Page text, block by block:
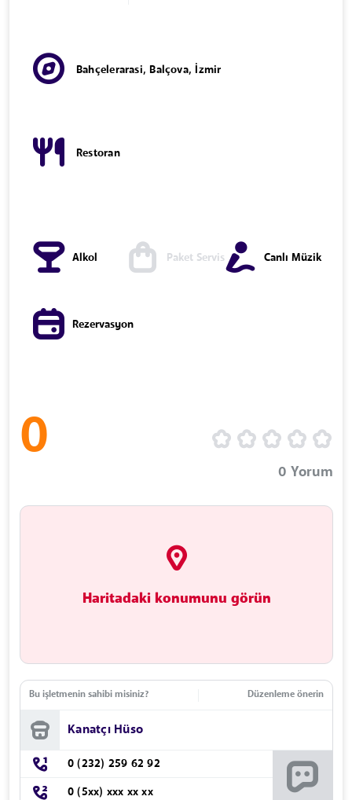
Bahçelerarasi, Balçova, İzmir
Restoran
Alkol Paket Servis Canlı Müzik
Rezervasyon
0
0 Yorum
Haritadaki konumunu görün
Bu işletmenin sahibi misiniz? Düzenleme önerin
Kanatçı Hüso
0 (232) 259 62 92
0 (5xx) xxx xx xx